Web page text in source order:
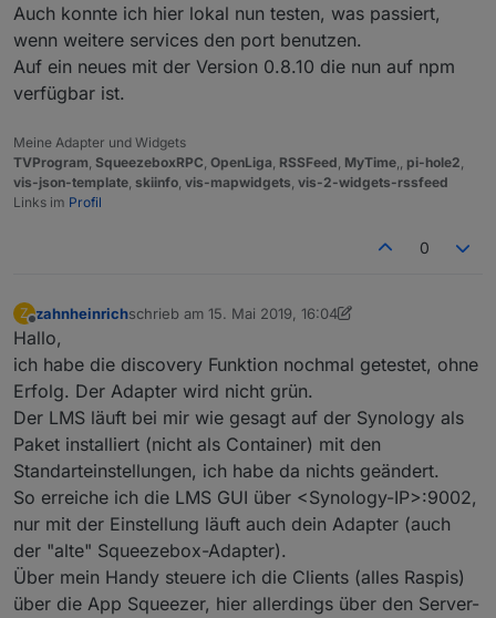
Auch konnte ich hier lokal nun testen, was passiert,
wenn weitere services den port benutzen.
Auf ein neues mit der Version 0.8.10 die nun auf npm
verfügbar ist.
Meine Adapter und Widgets
TVProgram, SqueezeboxRPC, OpenLiga, RSSFeed, MyTime,, pi-hole2,
vis-json-template, skiinfo, vis-mapwidgets, vis-2-widgets-rssfeed
Links im Profil
0
Z
Offline
zahnheinrichschrieb am 15. Mai 2019, 16:04
zuletzt editiert von zahnheinrich
Hallo,
ich habe die discovery Funktion nochmal getestet, ohne
Erfolg. Der Adapter wird nicht grün.
Der LMS läuft bei mir wie gesagt auf der Synology als
Paket installiert (nicht als Container) mit den
Standarteinstellungen, ich habe da nichts geändert.
So erreiche ich die LMS GUI über <Synology-IP>:9002,
nur mit der Einstellung läuft auch dein Adapter (auch
der "alte" Squeezebox-Adapter).
Über mein Handy steuere ich die Clients (alles Raspis)
über die App Squeezer, hier allerdings über den Server-